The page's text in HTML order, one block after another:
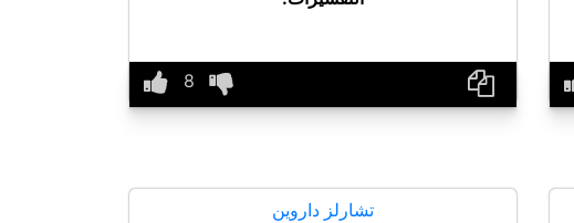
تشارلز داروين